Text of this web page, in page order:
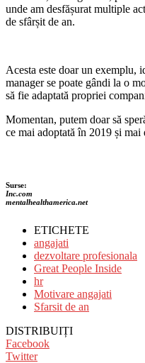
unde am desfășurat multiple
de sfârșit de an.
Acesta este doar un exemplu,
manager se poate gândi la o
să fie adaptată propriei
Momentan, putem doar să
ce mai adoptată în 2019 și mai
Surse:
Inc.com
mentalhealthamerica.net
ETICHETE
angajati
dezvoltare profesionala
Great People Inside
hr
Motivare angajati
Sfarsit de an
DISTRIBUIȚI
Facebook
Twitter